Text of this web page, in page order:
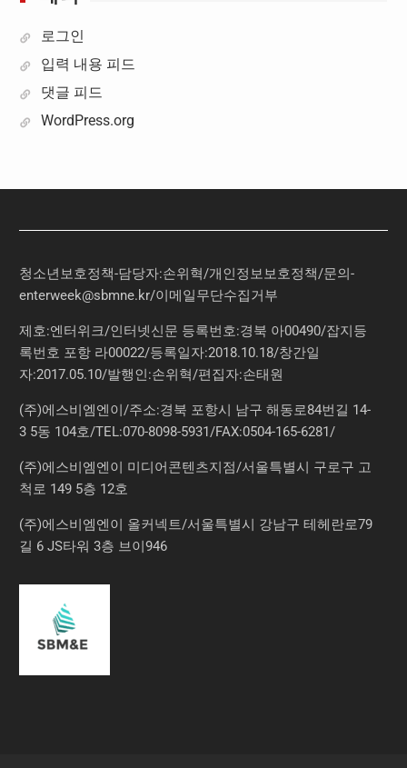
로그인
입력 내용 피드
댓글 피드
WordPress.org
청소년보호정책-담당자:손위혁/개인정보보호정책/문의-
enterweek@sbmne.kr/이메일무단수집거부
제호:엔터위크/인터넷신문 등록번호:경북 아00490/잡지등
록번호 포항 라00022/등록일자:2018.10.18/창간일
자:2017.05.10/발행인:손위혁/편집자:손태원
(주)에스비엠엔이/주소:경북 포항시 남구 해동로84번길 14-
3 5동 104호/TEL:070-8098-5931/FAX:0504-165-6281/
(주)에스비엠엔이 미디어콘텐츠지점/서울특별시 구로구 고
척로 149 5층 12호
(주)에스비엠엔이 올커넥트/서울특별시 강남구 테헤란로79
길 6 JS타워 3층 브이946